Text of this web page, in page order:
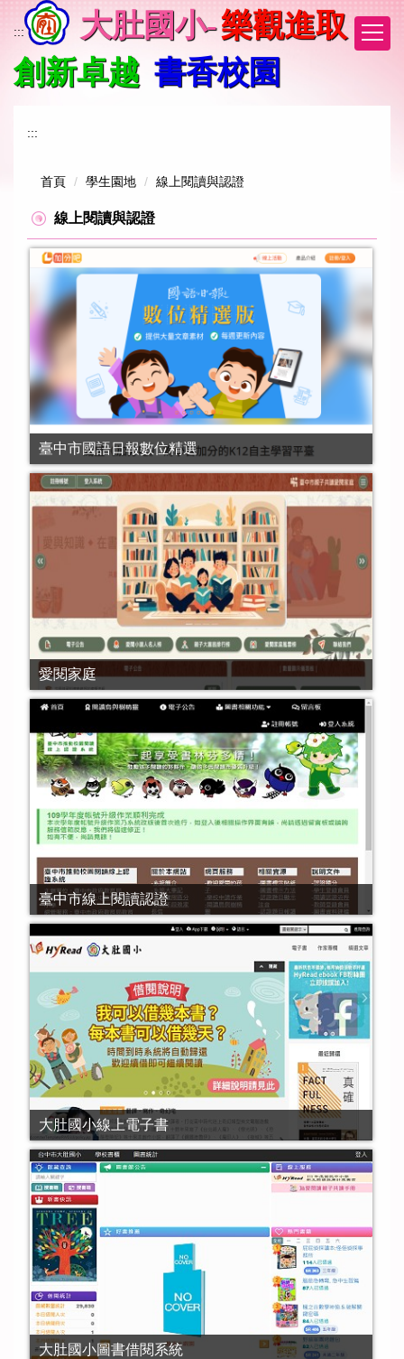
到
要
內
::: 大肚國小-樂觀進取
創新卓越 書香校園
:::
首頁 學生園地 線上閱讀與認證
線上閱讀與認證
臺中市國語日報數位精選
愛閱家庭
臺中市線上閱讀認證
大肚國小線上電子書
大肚國小圖書借閱系統